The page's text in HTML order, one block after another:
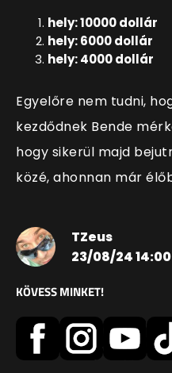
hely: 10000 dollár
hely: 6000 dollár
hely: 4000 dollár
Egyelőre nem tudni,
kezdődnek Bende
hogy sikerül majd
közé, ahonnan már
TZeus
23/08/24 14:00
KÖVESS MINKET!